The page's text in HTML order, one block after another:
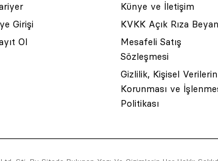
Girişi
Ol
Künye ve İletişim
KVKK Açık Rıza
Mesafeli Satış
Sözleşmesi
Gizlilik, Kişisel Verilerin
Korunması ve
Politikası